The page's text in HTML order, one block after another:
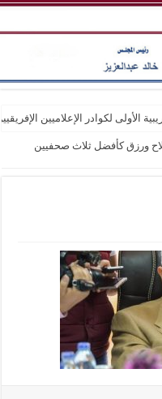
الأولى لكوادر الإعلاميين
ورزق كأفضل ثلاث صحفيين